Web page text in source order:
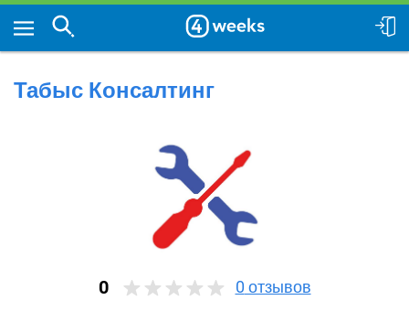
Табыс Консалтинг
0 0 отзывов